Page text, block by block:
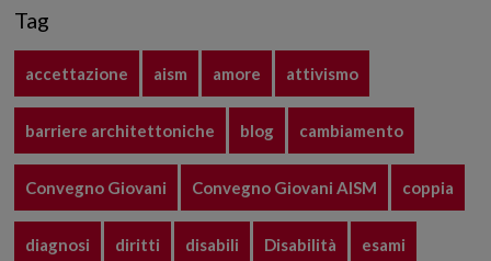
Tag
accettazione aism amore attivismo
barriere architettoniche blog cambiamento
Convegno Giovani Convegno Giovani AISM coppia
diagnosi diritti disabili Disabilità esami